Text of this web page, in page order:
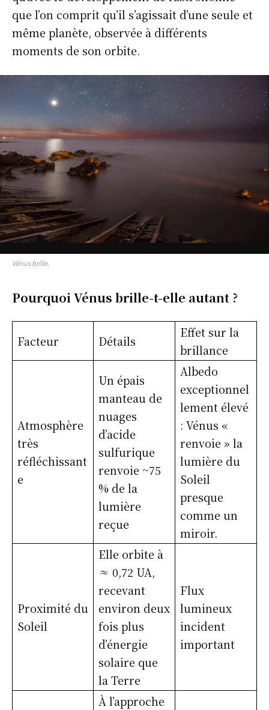
que l’on comprit qu’il s’agissait d’une seule et
même planète, observée à différents
moments de son orbite.
Vénus brille.
Pourquoi Vénus brille-t-elle autant ?
Facteur Détails
Effet sur la
brillance
Atmosphère
très
réfléchissant
e
Un épais
manteau de
nuages
d’acide
sulfurique
renvoie ~75
% de la
lumière
reçue
Albedo
exceptionnel
lement élevé
: Vénus «
renvoie » la
lumière du
Soleil
presque
comme un
miroir.
Proximité du
Soleil
Elle orbite à
≈ 0,72 UA,
recevant
environ deux
fois plus
d’énergie
solaire que
la Terre
Flux
lumineux
incident
important
À l’approche